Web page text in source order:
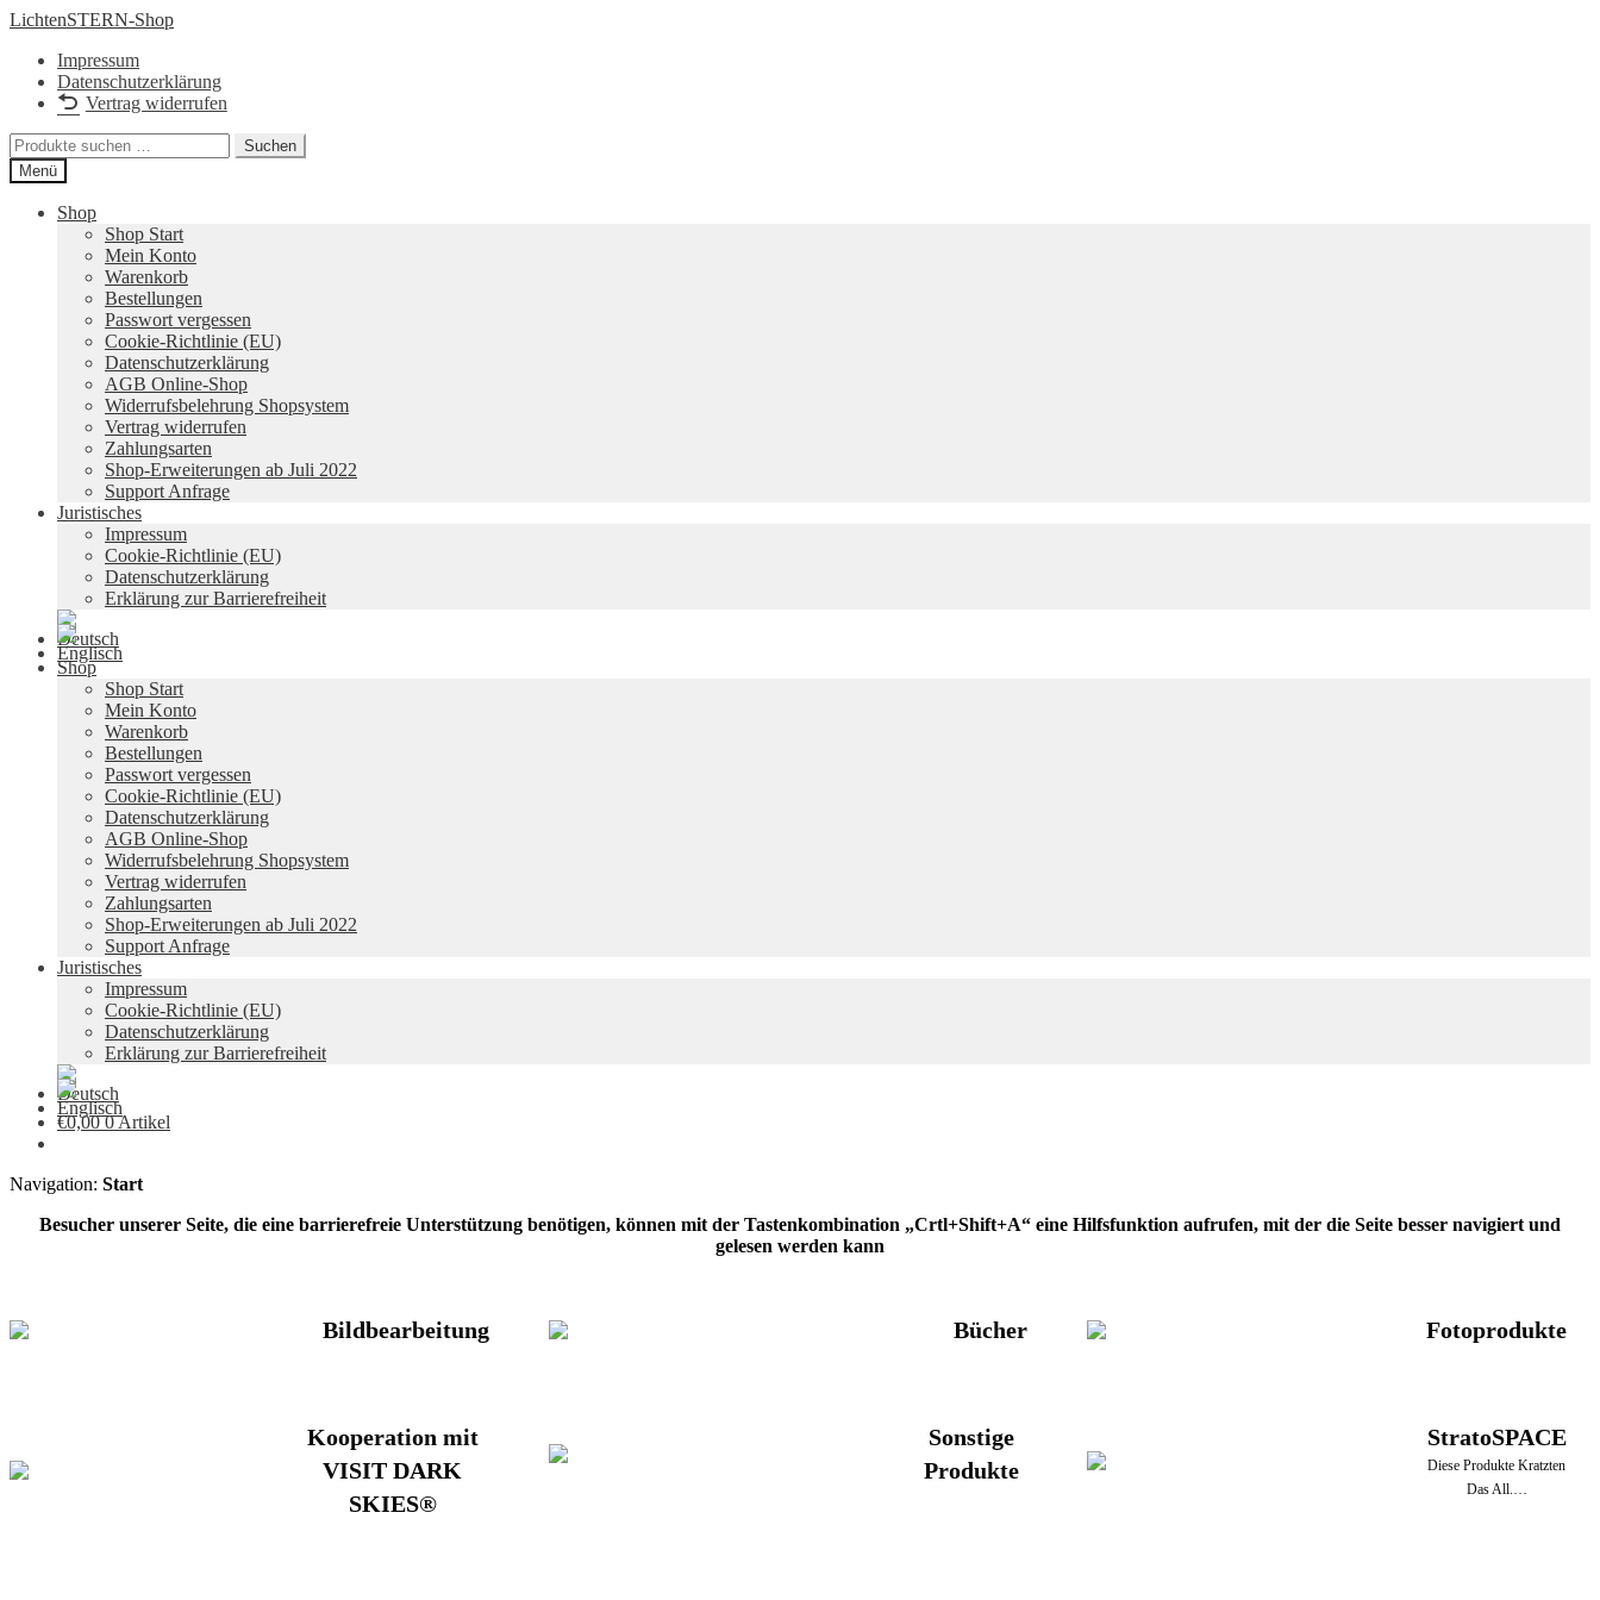
Zur
springen
Zum
springen
LichtenSTERN-Shop
Impressum
Datenschutzerklärung
Vertrag widerrufen
Suchen
nach:
Suchen
Menü
Shop
Shop Start
Mein Konto
Warenkorb
Bestellungen
Passwort vergessen
Cookie-Richtlinie (EU)
Datenschutzerklärung
AGB Online-Shop
Widerrufsbelehrung Shopsystem
Vertrag widerrufen
Zahlungsarten
Shop-Erweiterungen ab Juli 2022
Support Anfrage
Juristisches
Impressum
Cookie-Richtlinie (EU)
Datenschutzerklärung
Erklärung zur Barrierefreiheit
Shop
Shop Start
Mein Konto
Warenkorb
Bestellungen
Passwort vergessen
Cookie-Richtlinie (EU)
Datenschutzerklärung
AGB Online-Shop
Widerrufsbelehrung Shopsystem
Vertrag widerrufen
Zahlungsarten
Shop-Erweiterungen ab Juli 2022
Support Anfrage
Juristisches
Impressum
Cookie-Richtlinie (EU)
Datenschutzerklärung
Erklärung zur Barrierefreiheit
€0,00 0 Artikel
Navigation: Start
Besucher unserer Seite, die eine barrierefreie Unterstützung benötigen, können mit der Tastenkombination „Crtl+Shift+A“ eine Hilfsfunktion aufrufen, mit der die Seite besser navigiert und
gelesen werden kann
Bildbearbeitung Bücher Fotoprodukte
Kooperation mit
VISIT DARK
SKIES®
Sonstige
Produkte
StratoSPACE
Diese Produkte Kratzten
Das All.…